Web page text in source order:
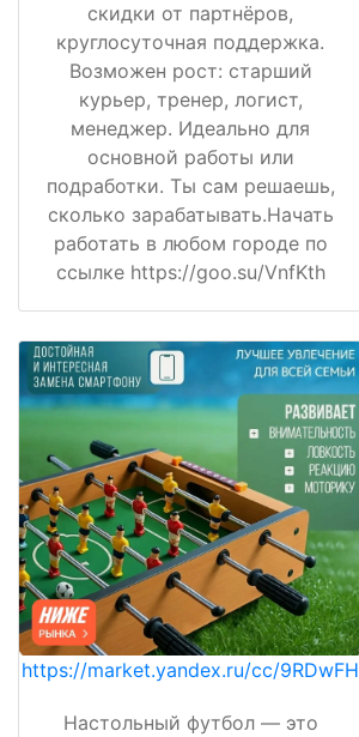
скидки от партнёров,
круглосуточная поддержка.
Возможен рост: старший
курьер, тренер, логист,
менеджер. Идеально для
основной работы или
подработки. Ты сам решаешь,
сколько зарабатывать.Начать
работать в любом городе по
ссылке https://goo.su/VnfKth
https://market.yandex.ru/cc/9RDwFH
Настольный футбол — это